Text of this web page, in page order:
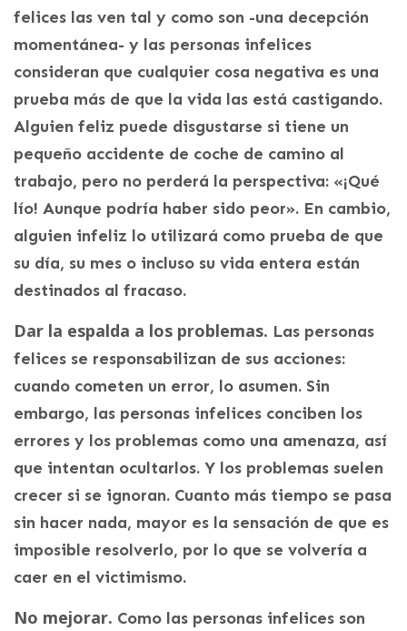
felices las ven tal y como son -una decepción
momentánea- y las personas infelices
consideran que cualquier cosa negativa es una
prueba más de que la vida las está castigando.
Alguien feliz puede disgustarse si tiene un
pequeño accidente de coche de camino al
trabajo, pero no perderá la perspectiva: «¡Qué
lío! Aunque podría haber sido peor». En cambio,
alguien infeliz lo utilizará como prueba de que
su día, su mes o incluso su vida entera están
destinados al fracaso.
Dar la espalda a los problemas. Las personas
felices se responsabilizan de sus acciones:
cuando cometen un error, lo asumen. Sin
embargo, las personas infelices conciben los
errores y los problemas como una amenaza, así
que intentan ocultarlos. Y los problemas suelen
crecer si se ignoran. Cuanto más tiempo se pasa
sin hacer nada, mayor es la sensación de que es
imposible resolverlo, por lo que se volvería a
caer en el victimismo.
No mejorar. Como las personas infelices son